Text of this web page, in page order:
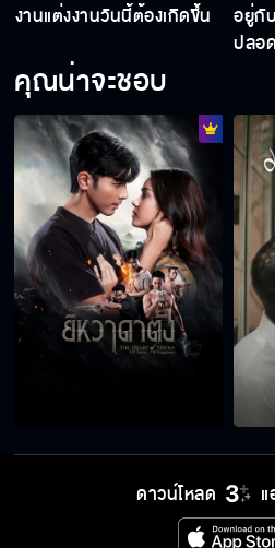
ฉันนี่แย่จริง ๆ
นี่คุณจะทำอะไร
เลือกเอาว่าจะ
ลูกผู้ชายถ้าพู
ชาติ
ผู้หญิงคนนี้ เป็
ผู้หญิงอย่างเธอ
แพงขนาดนี้
งานแต่งงานวันนี้ต้องเกิดขึ้น
อยู่กั
ปลอ
คุณน่าจะชอบ
ดาวน์โหลด